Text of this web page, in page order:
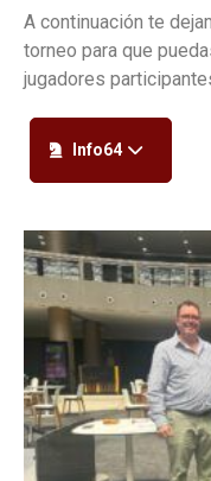
A continuación te
torneo para que
jugadores
Info64